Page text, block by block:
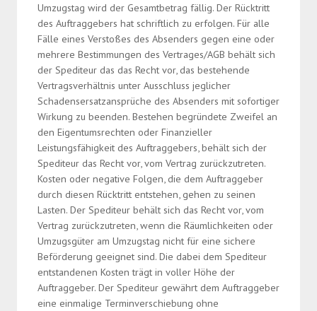
Umzugstag wird der Gesamtbetrag fällig. Der Rücktritt
des Auftraggebers hat schriftlich zu erfolgen. Für alle
Fälle eines Verstoßes des Absenders gegen eine oder
mehrere Bestimmungen des Vertrages/AGB behält sich
der Spediteur das das Recht vor, das bestehende
Vertragsverhältnis unter Ausschluss jeglicher
Schadensersatzansprüche des Absenders mit sofortiger
Wirkung zu beenden. Bestehen begründete Zweifel an
den Eigentumsrechten oder Finanzieller
Leistungsfähigkeit des Auftraggebers, behält sich der
Spediteur das Recht vor, vom Vertrag zurückzutreten.
Kosten oder negative Folgen, die dem Auftraggeber
durch diesen Rücktritt entstehen, gehen zu seinen
Lasten. Der Spediteur behält sich das Recht vor, vom
Vertrag zurückzutreten, wenn die Räumlichkeiten oder
Umzugsgüter am Umzugstag nicht für eine sichere
Beförderung geeignet sind. Die dabei dem Spediteur
entstandenen Kosten trägt in voller Höhe der
Auftraggeber. Der Spediteur gewährt dem Auftraggeber
eine einmalige Terminverschiebung ohne